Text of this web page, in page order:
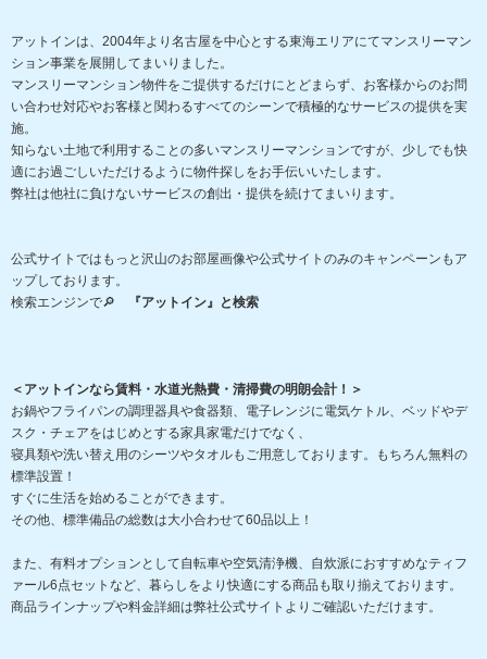
アットインは、2004年より名古屋を中心とする東海エリアにてマンスリーマン
ション事業を展開してまいりました。
マンスリーマンション物件をご提供するだけにとどまらず、お客様からのお問
い合わせ対応やお客様と関わるすべてのシーンで積極的なサービスの提供を実
施。
知らない土地で利用することの多いマンスリーマンションですが、少しでも快
適にお過ごしいただけるように物件探しをお手伝いいたします。
弊社は他社に負けないサービスの創出・提供を続けてまいります。
公式サイトではもっと沢山のお部屋画像や公式サイトのみのキャンペーンもア
ップしております。
検索エンジンで🔎
『アットイン』と検索
＜アットインなら賃料・水道光熱費・清掃費の明朗会計！＞
お鍋やフライパンの調理器具や食器類、電子レンジに電気ケトル、ベッドやデ
スク・チェアをはじめとする家具家電だけでなく、
寝具類や洗い替え用のシーツやタオルもご用意しております。もちろん無料の
標準設置！
すぐに生活を始めることができます。
その他、標準備品の総数は大小合わせて60品以上！
また、有料オプションとして自転車や空気清浄機、自炊派におすすめなティフ
ァール6点セットなど、暮らしをより快適にする商品も取り揃えております。
商品ラインナップや料金詳細は弊社公式サイトよりご確認いただけます。